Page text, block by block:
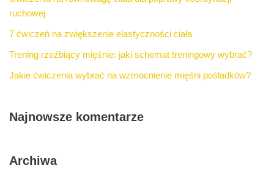
ruchowej
7 ćwiczeń na zwiększenie elastyczności ciała
Trening rzeźbiący mięśnie: jaki schemat treningowy wybrać?
Jakie ćwiczenia wybrać na wzmocnienie mięśni pośladków?
Najnowsze komentarze
Archiwa